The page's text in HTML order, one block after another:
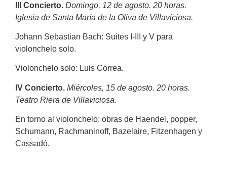
III Concierto. Domingo, 12 de agosto. 20 horas.
Iglesia de Santa María de la Oliva de Villaviciosa.
Johann Sebastian Bach: Suites I-III y V para
violonchelo solo.
Violonchelo solo: Luis Correa.
IV Concierto. Miércoles, 15 de agosto. 20 horas.
Teatro Riera de Villaviciosa.
En torno al violonchelo: obras de Haendel, popper,
Schumann, Rachmaninoff, Bazelaire, Fitzenhagen y
Cassadó.